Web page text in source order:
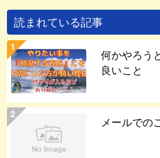
読まれている記事
何かやろう
良いこと
メールでの